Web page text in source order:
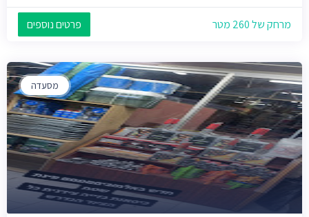
מרחק של 260 מטר פרטים נוספים
מסעדה